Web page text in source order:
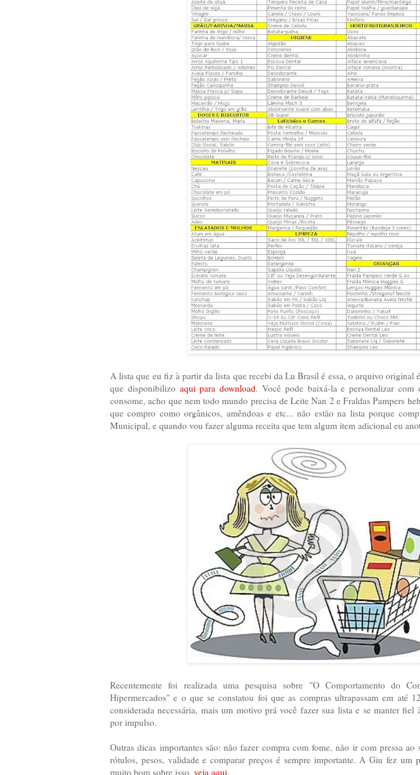
A lista que eu fiz à partir da lista que recebi da Lu Brasil é essa, o arquivo original
que disponibilizo aqui para download. Você pode baixá-la e personalizar com
consome, acho que nem todo mundo precisa de Leite Nan 2 e Fraldas Pampers
que compro como orgânicos, amêndoas e etc... não estão na lista porque
Municipal, e quando vou fazer alguma receita que tem algum item adicional eu
Recentemente foi realizada uma pesquisa sobre "O Comportamento do
Hipermercados" e o que se constatou foi que as compras ultrapassam em até
considerada necessária, mais um motivo prá você fazer sua lista e se manter fiel
por impulso.
Outras dicas importantes são: não fazer compra com fome, não ir com pressa ao
rótulos, pesos, validade e comparar preços é sempre importante. A Giu fez um
muito bom sobre isso, veja aqui.